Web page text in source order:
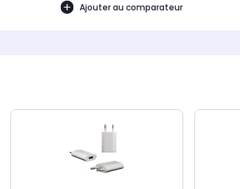
Ajouter au comparateur